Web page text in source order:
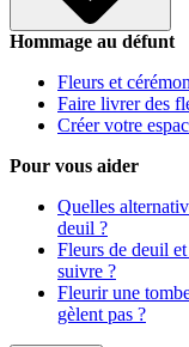
Hommage au défunt
Fleurs et
Faire livrer des
Créer votre
Pour vous aider
Quelles
deuil ?
Fleurs de deuil
suivre ?
Fleurir une
gèlent pas ?